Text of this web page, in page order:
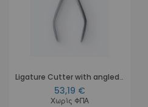
Ligature Cutter with angled T.C. tips
53,19 €
Χωρίς ΦΠΑ